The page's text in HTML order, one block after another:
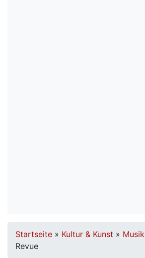
Startseite » Kultur & Kunst » Musik
Revue